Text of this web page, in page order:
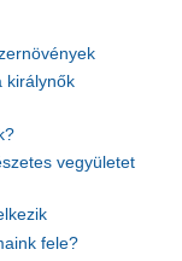
királynők
vegyületet
fele?